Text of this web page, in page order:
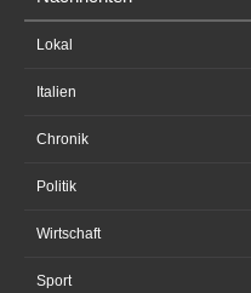
Lokal
Italien
Chronik
Politik
Wirtschaft
Sport